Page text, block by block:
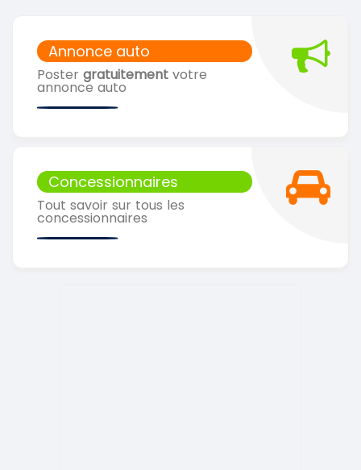
Annonce auto
Poster gratuitement votre
annonce auto
Concessionnaires
Tout savoir sur tous les
concessionnaires